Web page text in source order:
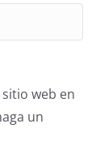
web en
un